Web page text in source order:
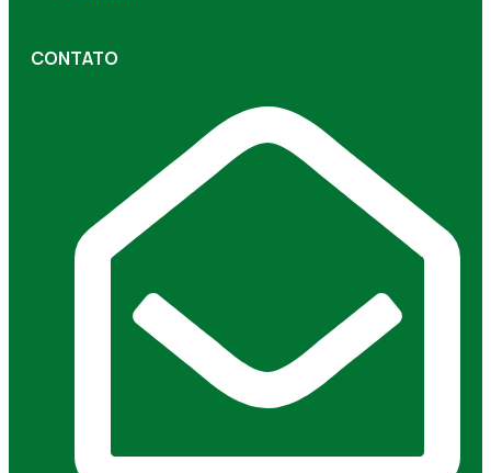
CONTATO